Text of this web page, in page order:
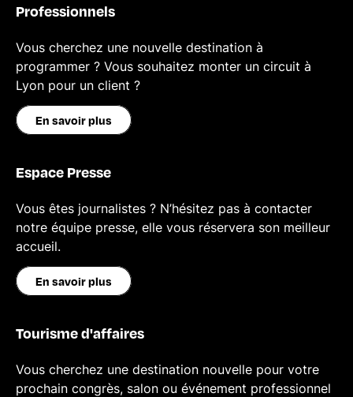
Professionnels
Vous cherchez une nouvelle destination à
programmer ? Vous souhaitez monter un circuit à
Lyon pour un client ?
En savoir plus
Espace Presse
Vous êtes journalistes ? N’hésitez pas à contacter
notre équipe presse, elle vous réservera son meilleur
accueil.
En savoir plus
Tourisme d'affaires
Vous cherchez une destination nouvelle pour votre
prochain congrès, salon ou événement professionnel